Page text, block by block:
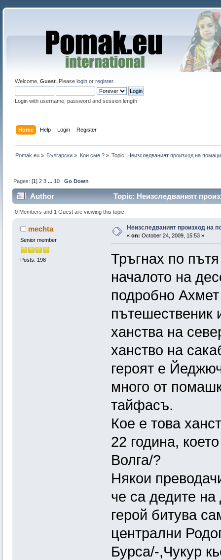
Welcome, Guest. Please loginor register.
Login with username, password and session length
Home Help Login Register
Pomak.eu » Български » Кои сме ?» Topic: Неизследваният произход на
Pages: [1]2 3 ... 10 Go Down
Author Topic: Неизследваният
0 Members and 1 Guest are viewing this topic.
mechta
Senior member
Posts: 198
Неизследваният произход на
« on: October 24, 2009, 15:53 »
Тръгнах по
началото на
подробно
пътешественик
ханства на
ханство на
героят е
много от
тайфасъ.
Кое е това
22 година,
Волга/?
Някои
че са дедите
герой битува
централни
Бурса/-,Чукур